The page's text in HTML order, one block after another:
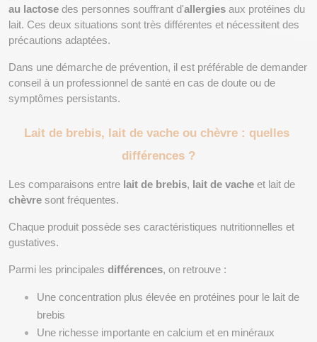
au lactose des personnes souffrant d'allergies aux protéines du
lait. Ces deux situations sont très différentes et nécessitent des
précautions adaptées.
Dans une démarche de prévention, il est préférable de demander
conseil à un professionnel de santé en cas de doute ou de
symptômes persistants.
Lait de brebis, lait de vache ou chèvre : quelles
différences ?
Les comparaisons entre lait de brebis, lait de vache
chèvre sont fréquentes.
Chaque produit possède ses caractéristiques nutritionnelles et
gustatives.
Parmi les principales différences, on retrouve :
Une concentration plus élevée en protéines pour le lait de
brebis
Une richesse importante en calcium et en minéraux